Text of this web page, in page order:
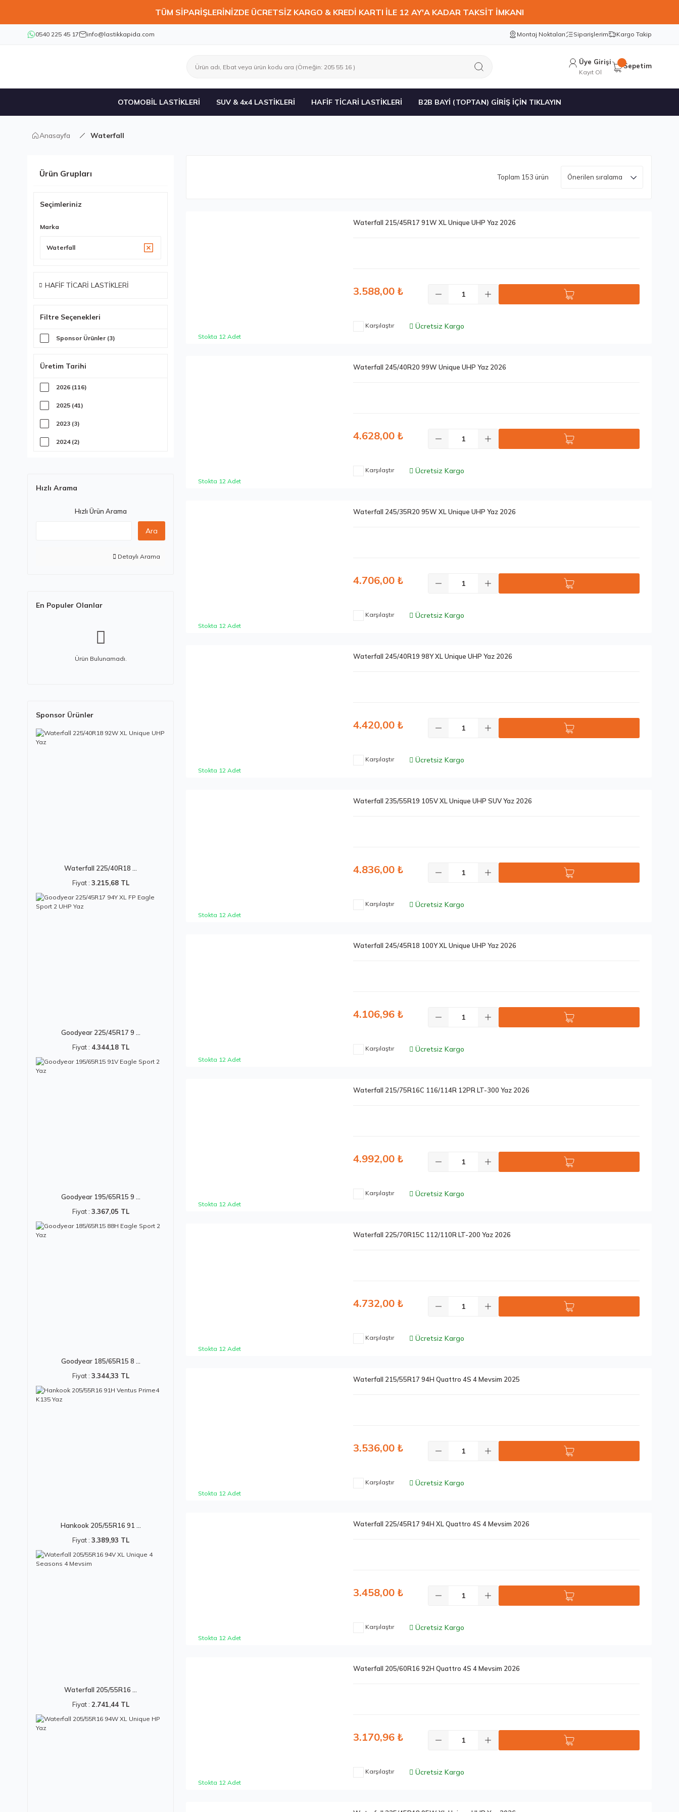
TÜM SİPARİŞLERİNİZDE ÜCRETSİZ KARGO & KREDİ KARTI İLE 12 AY'A KADAR TAKSİT İMKANI
0540 225 45 17 info@lastikkapida.com Montaj Noktaları Siparişlerim Kargo Takip
Üye Girişi
Kayıt Ol
Sepetim
OTOMOBİL LASTİKLERİ SUV & 4x4 LASTİKLERİ HAFİF TİCARİ LASTİKLERİ B2B BAYİ (TOPTAN) GİRİŞ İÇİN TIKLAYIN
Anasayfa Waterfall
Ürün Grupları
Seçimleriniz
Marka
Waterfall
HAFİF TİCARİ LASTİKLERİ
Filtre Seçenekleri
Sponsor Ürünler (3)
Üretim Tarihi
2026 (116)
2025 (41)
2023 (3)
2024 (2)
Hızlı Arama
Hızlı Ürün Arama
Ara
Detaylı Arama
En Populer Olanlar
Ürün Bulunamadı.
Sponsor Ürünler
Waterfall 225/40R18 ...
Fiyat : 3.215,68 TL
Goodyear 225/45R17 9 ...
Fiyat : 4.344,18 TL
Goodyear 195/65R15 9 ...
Fiyat : 3.367,05 TL
Goodyear 185/65R15 8 ...
Fiyat : 3.344,33 TL
Hankook 205/55R16 91 ...
Fiyat : 3.389,93 TL
Waterfall 205/55R16 ...
Fiyat : 2.741,44 TL
Toplam 153 ürün
Stokta 12 Adet
Waterfall 215/45R17 91W XL Unique UHP Yaz 2026
3.588,00 ₺
Karşılaştır Ücretsiz Kargo
Stokta 12 Adet
Waterfall 245/40R20 99W Unique UHP Yaz 2026
4.628,00 ₺
Karşılaştır Ücretsiz Kargo
Stokta 12 Adet
Waterfall 245/35R20 95W XL Unique UHP Yaz 2026
4.706,00 ₺
Karşılaştır Ücretsiz Kargo
Stokta 12 Adet
Waterfall 245/40R19 98Y XL Unique UHP Yaz 2026
4.420,00 ₺
Karşılaştır Ücretsiz Kargo
Stokta 12 Adet
Waterfall 235/55R19 105V XL Unique UHP SUV Yaz 2026
4.836,00 ₺
Karşılaştır Ücretsiz Kargo
Stokta 12 Adet
Waterfall 245/45R18 100Y XL Unique UHP Yaz 2026
4.106,96 ₺
Karşılaştır Ücretsiz Kargo
Stokta 12 Adet
Waterfall 215/75R16C 116/114R 12PR LT-300 Yaz 2026
4.992,00 ₺
Karşılaştır Ücretsiz Kargo
Stokta 12 Adet
Waterfall 225/70R15C 112/110R LT-200 Yaz 2026
4.732,00 ₺
Karşılaştır Ücretsiz Kargo
Stokta 12 Adet
Waterfall 215/55R17 94H Quattro 4S 4 Mevsim 2025
3.536,00 ₺
Karşılaştır Ücretsiz Kargo
Stokta 12 Adet
Waterfall 225/45R17 94H XL Quattro 4S 4 Mevsim 2026
3.458,00 ₺
Karşılaştır Ücretsiz Kargo
Stokta 12 Adet
Waterfall 205/60R16 92H Quattro 4S 4 Mevsim 2026
3.170,96 ₺
Karşılaştır Ücretsiz Kargo